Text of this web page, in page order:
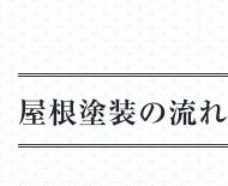
屋根塗装の流れ